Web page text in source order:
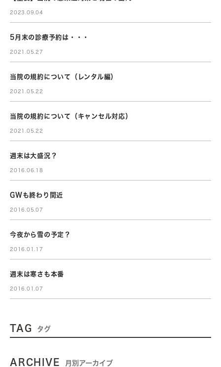
2023.09.04
5月末の診療予約は・・・
2021.05.27
当院の規約について（レンタル編）
2021.05.22
当院の規約について（キャンセル対応）
2021.05.22
週末は大盛況？
2016.06.18
GWも終わり間近
2016.05.07
今夜から雪の予定？
2016.01.17
週末は寒さも本番
2016.01.07
TAG タグ
ARCHIVE 月別アーカイブ